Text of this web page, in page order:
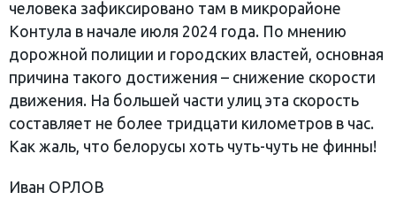
человека зафиксировано там в микрорайоне
Контула в начале июля 2024 года. По мнению
дорожной полиции и городских властей, основная
причина такого достижения – снижение скорости
движения. На большей части улиц эта скорость
составляет не более тридцати километров в час.
Как жаль, что белорусы хоть чуть-чуть не финны!
Иван ОРЛОВ